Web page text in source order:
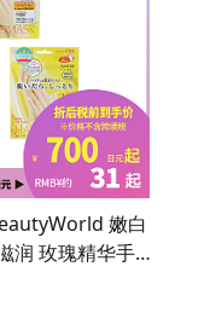
嫩白
润 玫瑰精华手
补水护